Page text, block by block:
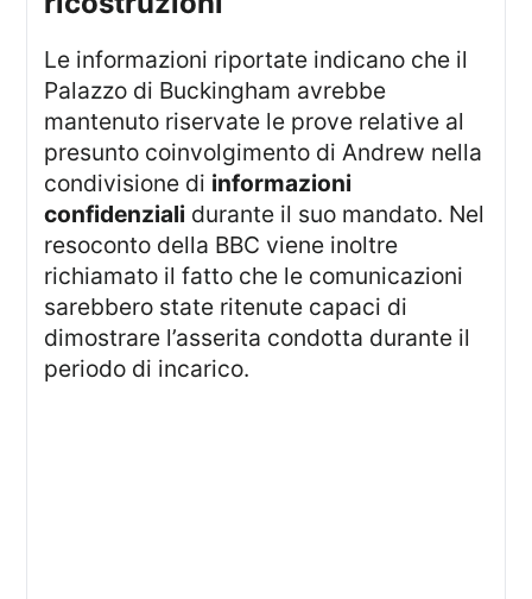
Le informazioni riportate indicano che il
Palazzo di Buckingham avrebbe
mantenuto riservate le prove relative al
presunto coinvolgimento di Andrew nella
condivisione di informazioni
confidenziali durante il suo mandato. Nel
resoconto della BBC viene inoltre
richiamato il fatto che le comunicazioni
sarebbero state ritenute capaci di
dimostrare l’asserita condotta durante il
periodo di incarico.